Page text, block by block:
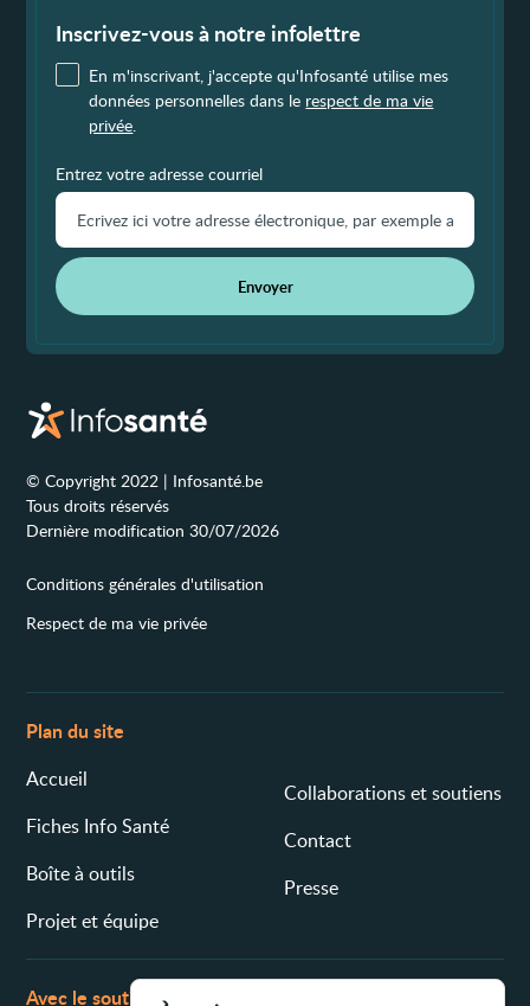
Inscrivez-vous à notre infolettre
En m'inscrivant, j'accepte qu'Infosanté utilise mes
données personnelles dans le respect de ma vie
privée
Entrez votre adresse courriel
Envoyer
© Copyright 2022 | Infosanté.be
Tous droits réservés
Dernière modification 30/07/2026
Conditions générales d'utilisation
Respect de ma vie privée
Plan du site
Accueil
Fiches Info Santé
Boîte à outils
Projet et équipe
Collaborations et soutiens
Contact
Presse
Avec le soutien de